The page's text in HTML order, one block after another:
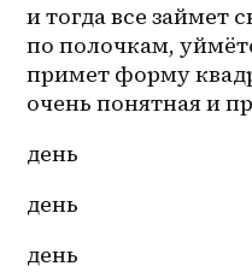
и тогда все займет
по полочкам,
примет форму
очень понятная и
день
день
день